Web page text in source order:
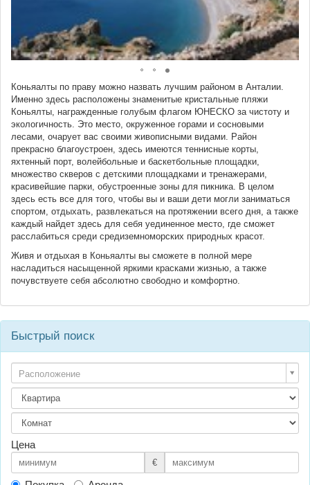
Коньяалты по праву можно назвать лучшим районом в Анталии.
Именно здесь расположены знаменитые кристальные пляжи
Коньялты, награжденные голубым флагом ЮНЕСКО за чистоту и
экологичность. Это место, окруженное горами и сосновыми
лесами, очарует вас своими живописными видами. Район
прекрасно благоустроен, здесь имеются теннисные корты,
яхтенный порт, волейбольные и баскетбольные площадки,
множество скверов с детскими площадками и тренажерами,
красивейшие парки, обустроенные зоны для пикника. В целом
здесь есть все для того, чтобы вы и ваши дети могли заниматься
спортом, отдыхать, развлекаться на протяжении всего дня, а также
каждый найдет здесь для себя уединенное место, где сможет
расслабиться среди средиземноморских природных красот.
Живя и отдыхая в Коньяалты вы сможете в полной мере
насладиться насыщенной яркими красками жизнью, а также
почувствуете себя абсолютно свободно и комфортно.
Быстрый поиск
Расположение
Цена
€